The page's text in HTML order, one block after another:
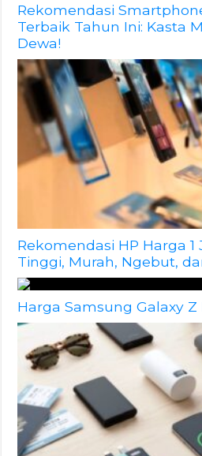
Rekomendasi
Terbaik Tahun Ini: Kasta
Dewa!
Rekomendasi HP Harga 1
Tinggi, Murah, Ngebut,
Harga Samsung Galaxy